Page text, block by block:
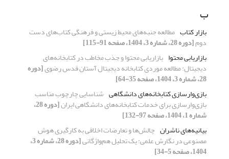
ب
بازار کتاب مطالعه جنبه‌های محیط زیستی و فرهنگی کتاب‌های دست
دوم[دوره 28، شماره 3، 1404، صفحه 91-115]
بازاریابی محتوا بازاریابی محتوا و جذب مخاطب در کتابخانه‌­های‌
دیجیتال: مطالعه موردی کتابخانه دیجیتال آستان قدس رضوی[دوره
28، شماره 3، 1404، صفحه 35-64]
بازی‌وارسازی کتابخانه‌های دانشگاهی شناسایی چارچوب مناسب
بازی‌وارسازی برای خدمات کتابخانه‌های دانشگاهی ایران [دوره 28،
شماره 1، 1404، صفحه 97-132]
بیانیه‌های ناشران چالش‌ها و تعارضات اخلاقی به‌ کارگیری هوش
مصنوعی در نگارش علمی: یک تحلیل هم‌واژگانی [دوره 28، شماره 3،
1404، صفحه 5-34]